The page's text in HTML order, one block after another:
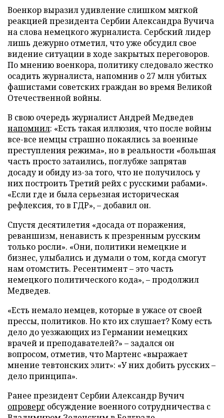
Военкор выразил удивление слишком мягкой
реакцией президента Сербии Александра Вучича
на слова немецкого журналиста. Сербский лидер
лишь дежурно отметил, что уже обсудил свое
видение ситуации в ходе закрытых переговоров.
По мнению военкора, политику следовало жестко
осадить журналиста, напомнив о 27 млн убитых
фашистами советских граждан во время Великой
Отечественной войны.
В свою очередь журналист Андрей Медведев
напомнил: «Есть такая иллюзия, что после войны
все-все немцы страшно покаялись за военные
преступления режима», но в реальности «большая
часть просто затаились, поглубже запрятав
досаду и обиду из-за того, что не получилось у
них построить Третий рейх с русскими рабами».
«Если где и была серьезная историческая
рефлексия, то в ГДР», – добавил он.
Спустя десятилетия «досада от поражения,
реваншизм, ненависть к презренным русским
только росли». «Они, политики немецкие и
бизнес, улыбались и думали о том, когда смогут
нам отомстить. Ресентимент – это часть
немецкого политического кода», – продолжил
Медведев.
«Есть немало немцев, которые в ужасе от своей
прессы, политиков. Но кто их слушает? Кому есть
дело до уезжающих из Германии немецких
врачей и преподавателей?» – задался он
вопросом, отметив, что Мартенс «выражает
мнение тевтонских элит»: «У них добить русских –
дело принципа».
Ранее президент Сербии Александр Вучич
опроверг обсуждение военного сотрудничества с